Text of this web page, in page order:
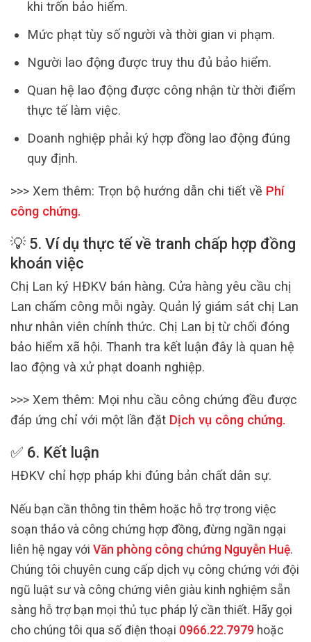
khi trốn bảo hiểm.
Mức phạt tùy số người và thời gian vi phạm.
Người lao động được truy thu đủ bảo hiểm.
Quan hệ lao động được công nhận từ thời điểm
thực tế làm việc.
Doanh nghiệp phải ký hợp đồng lao động đúng
quy định.
>>> Xem thêm: Trọn bộ hướng dẫn chi tiết về Phí
công chứng.
💡 5. Ví dụ thực tế về tranh chấp hợp đồng
khoán việc
Chị Lan ký HĐKV bán hàng. Cửa hàng yêu cầu chị
Lan chấm công mỗi ngày. Quản lý giám sát chị Lan
như nhân viên chính thức. Chị Lan bị từ chối đóng
bảo hiểm xã hội. Thanh tra kết luận đây là quan hệ
lao động và xử phạt doanh nghiệp.
>>> Xem thêm: Mọi nhu cầu công chứng đều được
đáp ứng chỉ với một lần đặt Dịch vụ công chứng.
✅ 6. Kết luận
HĐKV chỉ hợp pháp khi đúng bản chất dân sự.
Nếu bạn cần thông tin thêm hoặc hỗ trợ trong việc
soạn thảo và công chứng hợp đồng, đừng ngần ngại
liên hệ ngay với Văn phòng công chứng Nguyễn Huệ.
Chúng tôi chuyên cung cấp dịch vụ công chứng với đội
ngũ luật sư và công chứng viên giàu kinh nghiệm sẵn
sàng hỗ trợ bạn mọi thủ tục pháp lý cần thiết. Hãy gọi
cho chúng tôi qua số điện thoại 0966.22.7979 hoặc